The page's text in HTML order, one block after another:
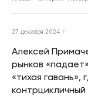
27 декабря 2024 г.
Алексей
рынков
«тихая